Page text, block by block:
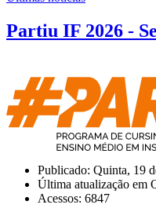
Partiu IF 2026 -
Publicado: Quinta, 19
Última atualização em
Acessos: 6847